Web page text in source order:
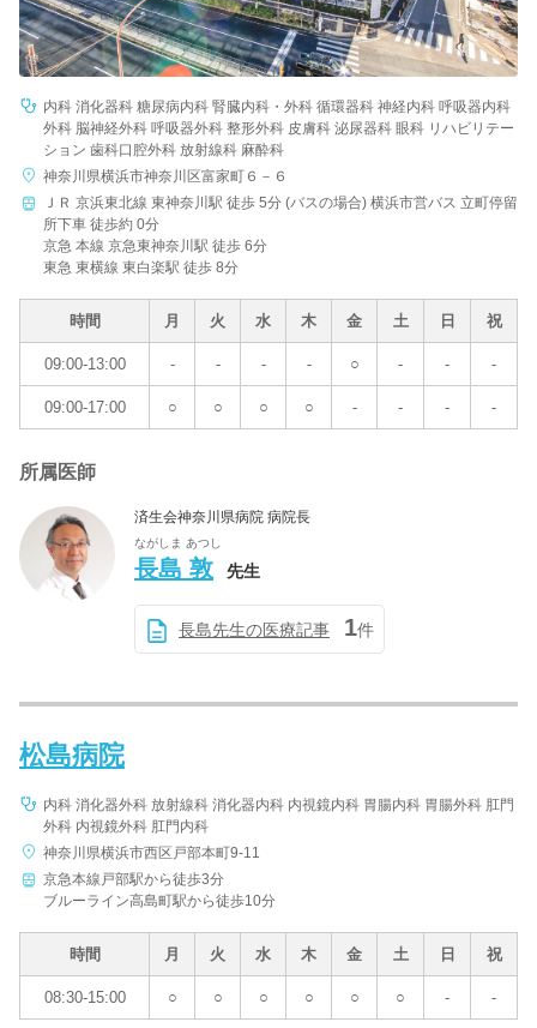
内科 消化器科 糖尿病内科 腎臓内科・外科 循環器科 神経内科 呼吸器内科
外科 脳神経外科 呼吸器外科 整形外科 皮膚科 泌尿器科 眼科 リハビリテー
ション 歯科口腔外科 放射線科 麻酔科
神奈川県横浜市神奈川区富家町６－６
ＪＲ 京浜東北線 東神奈川駅 徒歩 5分 (バスの場合) 横浜市営バス 立町停留
所下車 徒歩約 0分
京急 本線 京急東神奈川駅 徒歩 6分
東急 東横線 東白楽駅 徒歩 8分
時間 月 火 水 木 金 土 日 祝
09:00-13:00 - - - - ○ - - -
09:00-17:00 ○ ○ ○ ○ - - - -
所属医師
済生会神奈川県病院 病院長
ながしま あつし
長島 敦 先生
長島先生の医療記事 1件
松島病院
内科 消化器外科 放射線科 消化器内科 内視鏡内科 胃腸内科 胃腸外科 肛門
外科 内視鏡外科 肛門内科
神奈川県横浜市西区戸部本町9-11
京急本線戸部駅から徒歩3分
ブルーライン高島町駅から徒歩10分
時間 月 火 水 木 金 土 日 祝
08:30-15:00 ○ ○ ○ ○ ○ ○ - -